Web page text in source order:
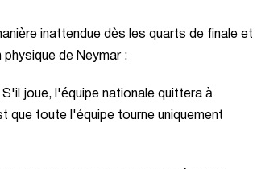
inattendue dès les quarts de finale et
de Neymar :
joue, l'équipe nationale quittera à
que toute l'équipe tourne uniquement